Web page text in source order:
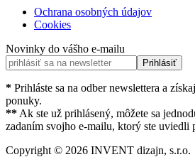
Ochrana osobných údajov
Cookies
Novinky do vášho e-mailu
Prihlásiť
* Prihláste sa na odber newslettera a
ponuky.
** Ak ste už prihlásený, môžete sa
zadaním svojho e-mailu, ktorý ste uviedli
Copyright © 2026 INVENT dizajn, s.r.o.